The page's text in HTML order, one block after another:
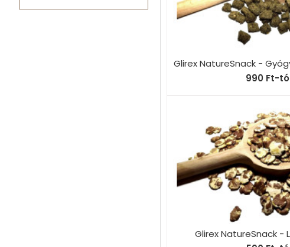
Glirex NatureSnack -
990 Ft-
Glirex NatureSnack -